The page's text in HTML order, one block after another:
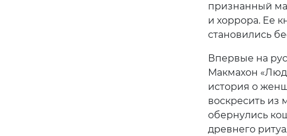
признанный
и хоррора. Ее
становились
Впервые на
Макмахон
история о
воскресить из
обернулись
древнего